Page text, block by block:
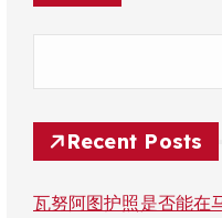
Recent Posts
瓦努阿图护照是否能在